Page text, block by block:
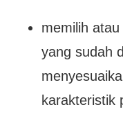
memilih
yang sudah
karakteristik